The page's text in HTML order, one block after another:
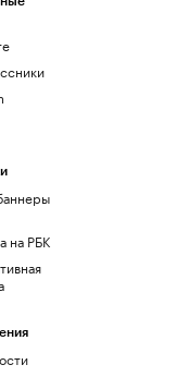
на РБК